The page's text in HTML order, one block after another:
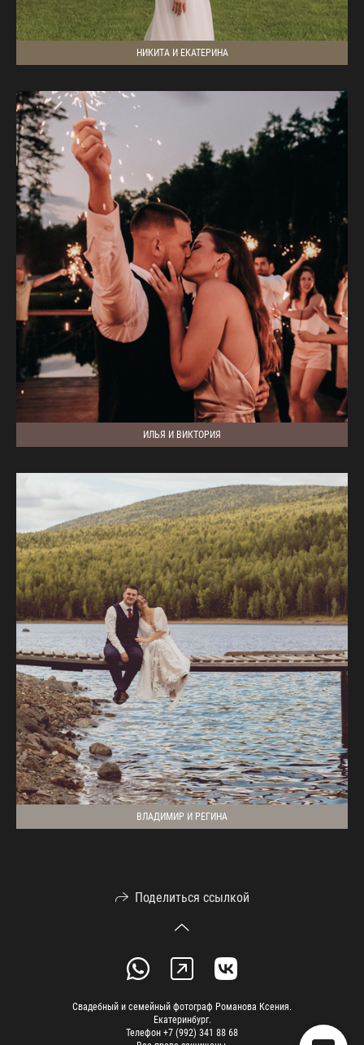
НИКИТА И ЕКАТЕРИНА
ИЛЬЯ И ВИКТОРИЯ
ВЛАДИМИР И РЕГИНА
Поделиться ссылкой
Свадебный и семейный фотограф Романова Ксения.
Екатеринбург.
Телефон +7 (992) 341 88 68